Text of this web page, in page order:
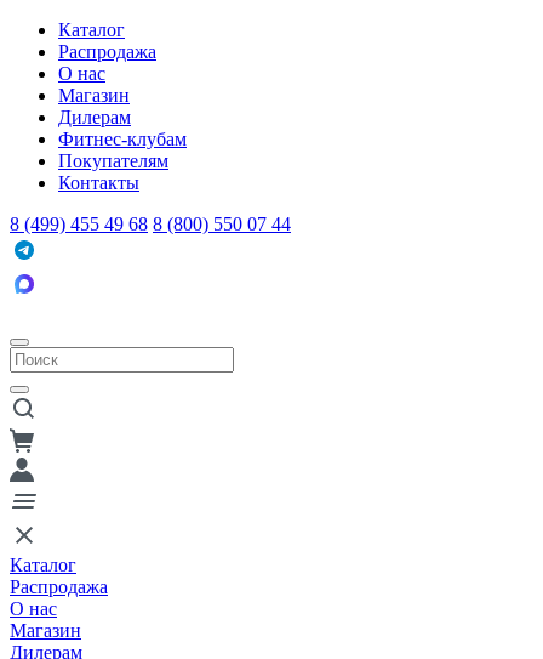
Каталог
Распродажа
О нас
Магазин
Дилерам
Фитнес-клубам
Покупателям
Контакты
8 (499) 455 49 68 8 (800) 550 07 44
Каталог
Распродажа
О нас
Магазин
Дилерам